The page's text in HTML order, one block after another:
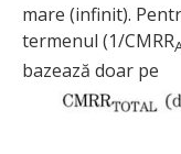
mare (infinit).
termenul (1/CMRR
bazează doar pe